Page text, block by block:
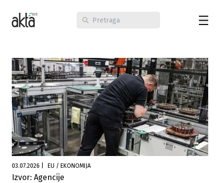
03.07.2026 EU / EKONOMIJA
Izvor: Agencije